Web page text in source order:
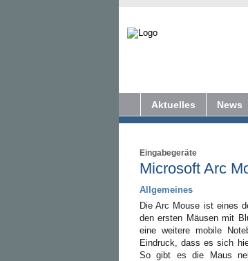
Aktuelles News
Eingabegeräte
Microsoft Arc
Allgemeines
Die Arc Mouse ist eines
den ersten Mäusen mit
eine weitere mobile
Eindruck, dass es sich
So gibt es die Maus